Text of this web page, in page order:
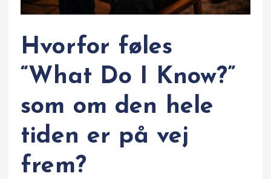
Hvorfor føles
“What Do I Know?”
som om den hele
tiden er på vej
frem?